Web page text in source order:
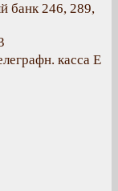
банк 246, 289,
касса Е